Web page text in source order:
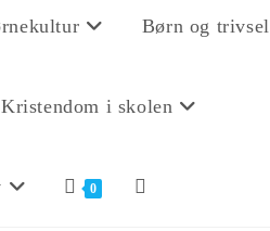
Børn og trivsel
Kristendom i skolen
0